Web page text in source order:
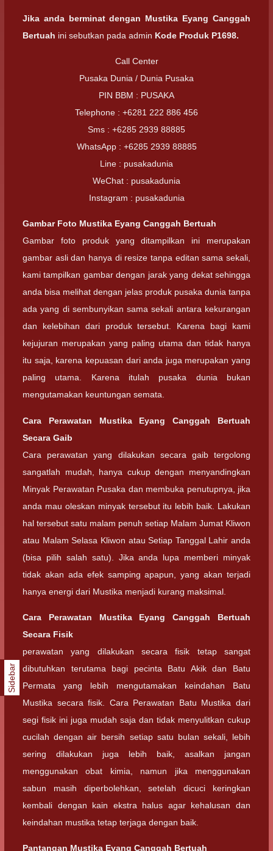
Jika anda berminat dengan Mustika Eyang Canggah
Bertuah ini sebutkan pada admin Kode Produk P1698.
Call Center
Pusaka Dunia / Dunia Pusaka
PIN BBM : PUSAKA
Telephone : +6281 222 886 456
Sms : +6285 2939 88885
WhatsApp : +6285 2939 88885
Line : pusakadunia
WeChat : pusakadunia
Instagram : pusakadunia
Gambar Foto Mustika Eyang Canggah Bertuah
Gambar foto produk yang ditampilkan ini merupakan
gambar asli dan hanya di resize tanpa editan sama sekali,
kami tampilkan gambar dengan jarak yang dekat sehingga
anda bisa melihat dengan jelas produk pusaka dunia tanpa
ada yang di sembunyikan sama sekali antara kekurangan
dan kelebihan dari produk tersebut. Karena bagi kami
kejujuran merupakan yang paling utama dan tidak hanya
itu saja, karena kepuasan dari anda juga merupakan yang
paling utama. Karena itulah pusaka dunia bukan
mengutamakan keuntungan semata.
Cara Perawatan Mustika Eyang Canggah Bertuah
Secara Gaib
Cara perawatan yang dilakukan secara gaib tergolong
sangatlah mudah, hanya cukup dengan menyandingkan
Minyak Perawatan Pusaka dan membuka penutupnya, jika
anda mau oleskan minyak tersebut itu lebih baik. Lakukan
hal tersebut satu malam penuh setiap Malam Jumat Kliwon
atau Malam Selasa Kliwon atau Setiap Tanggal Lahir anda
(bisa pilih salah satu). Jika anda lupa memberi minyak
tidak akan ada efek samping apapun, yang akan terjadi
hanya energi dari Mustika menjadi kurang maksimal.
Cara Perawatan Mustika Eyang Canggah Bertuah
Secara Fisik
perawatan yang dilakukan secara fisik tetap sangat
dibutuhkan terutama bagi pecinta Batu Akik dan Batu
Permata yang lebih mengutamakan keindahan Batu
Mustika secara fisik. Cara Perawatan Batu Mustika dari
segi fisik ini juga mudah saja dan tidak menyulitkan cukup
cucilah dengan air bersih setiap satu bulan sekali, lebih
sering dilakukan juga lebih baik, asalkan jangan
menggunakan obat kimia, namun jika menggunakan
sabun masih diperbolehkan, setelah dicuci keringkan
kembali dengan kain ekstra halus agar kehalusan dan
keindahan mustika tetap terjaga dengan baik.
Pantangan Mustika Eyang Canggah Bertuah
Sidebar